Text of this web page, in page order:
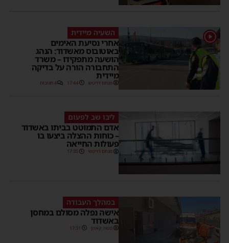
השעיה מיידית
אחרי נסיעת האימים
באוטובוס מאשדוד: הנהג
הושעה מתפקידו – משרד
התחבורה הורה על בדיקה
מיידית
מנחם דויטש 17:44 4 תגובות
ליבו שב לפעום
אדם התמוטט בביתו באשדוד
– כוחות ההצלה ביצעו בו
פעולות החייאה
מנחם דויטש 17:35
במהלך העבודה
אישה נפלה מסולם במחסן
באשדוד
משה קאהן 17:31